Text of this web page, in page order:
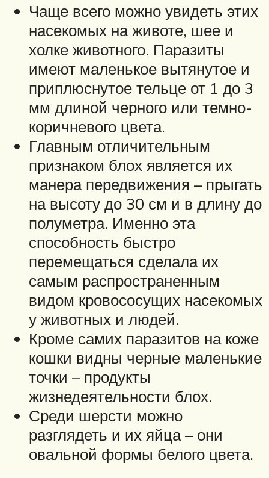
Чаще всего можно увидеть этих
насекомых на животе, шее и
холке животного. Паразиты
имеют маленькое вытянутое и
приплюснутое тельце от 1 до 3
мм длиной черного или темно-
коричневого цвета.
Главным отличительным
признаком блох является их
манера передвижения – прыгать
на высоту до 30 см и в длину до
полуметра. Именно эта
способность быстро
перемещаться сделала их
самым распространенным
видом кровососущих насекомых
у животных и людей.
Кроме самих паразитов на коже
кошки видны черные маленькие
точки – продукты
жизнедеятельности блох.
Среди шерсти можно
разглядеть и их яйца – они
овальной формы белого цвета.